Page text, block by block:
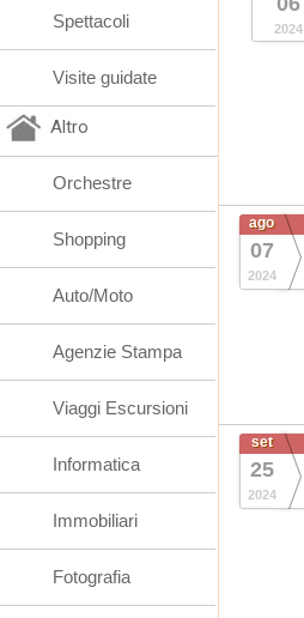
2024
ago
07
2024
set
25
2024
Spettacoli
Visite guidate
Altro
Orchestre
Shopping
Auto/Moto
Agenzie Stampa
Viaggi Escursioni
Informatica
Immobiliari
Fotografia